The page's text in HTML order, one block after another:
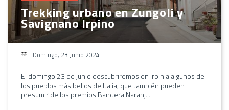
Trekking urbano en Zungoli y
Savignano Irpino
Domingo, 23 Junio 2024
El domingo 23 de junio descubriremos en Irpinia algunos de
los pueblos más bellos de Italia, que también pueden
presumir de los premios Bandera Naranj...